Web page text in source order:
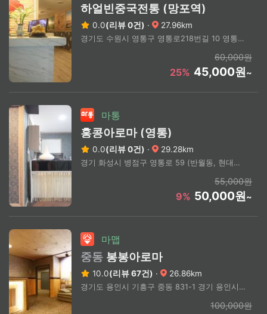
하얼빈중국전통 (망포역)
0.0(리뷰 0건) · 27.96km
경기도 수원시 영통구 영통로218번길 10 영통동 975-3 4층
60,000원
25% 45,000원~
마통
홍콩아로마 (영통)
0.0(리뷰 0건) · 29.28km
경기 화성시 병점구 영통로 59 (반월동, 현대프라자)
55,000원
9% 50,000원~
마맵
중동 봉봉아로마
10.0(리뷰 67건) · 26.86km
경기도 용인시 기흥구 중동 831-1 경기 용인시 기흥구 동백중앙로 267 (중동, 월드프라자) 3층
100,000원